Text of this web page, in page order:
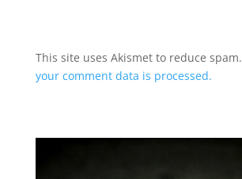
This site uses Akismet to reduce spam.
your comment data is processed.